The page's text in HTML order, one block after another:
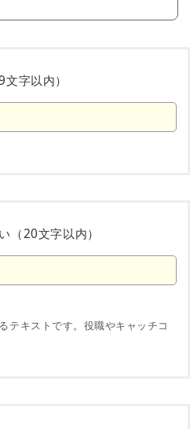
字以内）
（20文字以内）
テキストです。役職やキャッチコ